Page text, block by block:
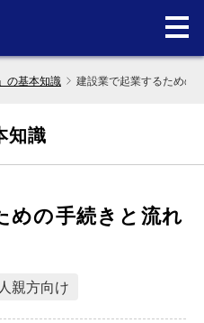
の基本知識 建設業で起業するための
知識
めの手続きと流れ
親方向け